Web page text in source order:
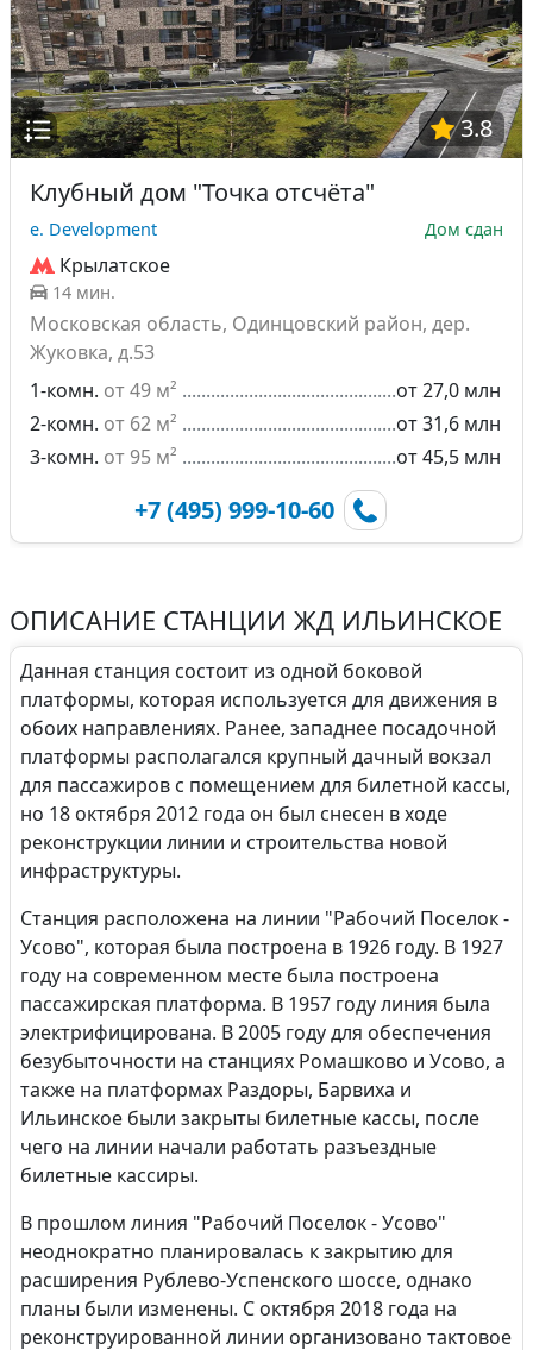
3.8
Клубный дом "Точка отсчёта"
e. Development Дом сдан
Крылатское
14 мин.
Московская область, Одинцовский район, дер.
Жуковка, д.53
1-комн. от 49 м²
от 27,0 млн
2-комн. от 62 м²
от 31,6 млн
3-комн. от 95 м² от 45,5 млн
+7 (495) 999-10-60
ОПИСАНИЕ СТАНЦИИ ЖД ИЛЬИНСКОЕ
Данная станция состоит из одной боковой
платформы, которая используется для движения в
обоих направлениях. Ранее, западнее посадочной
платформы располагался крупный дачный вокзал
для пассажиров с помещением для билетной кассы,
но 18 октября 2012 года он был снесен в ходе
реконструкции линии и строительства новой
инфраструктуры.
Станция расположена на линии "Рабочий Поселок -
Усово", которая была построена в 1926 году. В 1927
году на современном месте была построена
пассажирская платформа. В 1957 году линия была
электрифицирована. В 2005 году для обеспечения
безубыточности на станциях Ромашково и Усово, а
также на платформах Раздоры, Барвиха и
Ильинское были закрыты билетные кассы, после
чего на линии начали работать разъездные
билетные кассиры.
В прошлом линия "Рабочий Поселок - Усово"
неоднократно планировалась к закрытию для
расширения Рублево-Успенского шоссе, однако
планы были изменены. С октября 2018 года на
реконструированной линии организовано тактовое